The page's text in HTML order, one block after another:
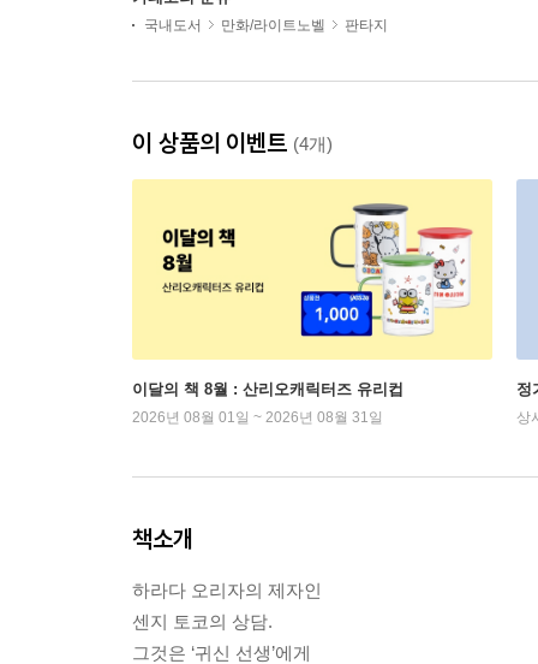
국내도서 만화/라이트노벨 판타지
이 상품의 이벤트 (4개)
이달의 책 8월 : 산리오캐릭터즈 유리컵
2026년 08월 01일 ~ 2026년 08월 31일
정
상
책소개
하라다 오리자의 제자인
센지 토코의 상담.
그것은 ‘귀신 선생’에게